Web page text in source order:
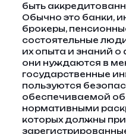
быть
Обычно это банки,
брокеры,
состоятельные
их опыта и знаний
они нуждаются в
государственные
пользуются
обеспечиваемой
нормативными
которых должны